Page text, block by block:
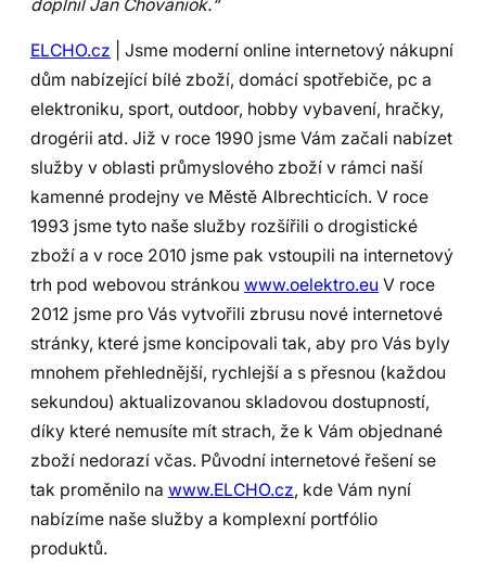
doplnil Jan Chovaniok.“
ELCHO.cz | Jsme moderní online internetový nákupní
dům nabízející bílé zboží, domácí spotřebiče, pc a
elektroniku, sport, outdoor, hobby vybavení, hračky,
drogérii atd. Již v roce 1990 jsme Vám začali nabízet
služby v oblasti průmyslového zboží v rámci naší
kamenné prodejny ve Městě Albrechticích. V roce
1993 jsme tyto naše služby rozšířili o drogistické
zboží a v roce 2010 jsme pak vstoupili na internetový
trh pod webovou stránkou www.oelektro.eu V roce
2012 jsme pro Vás vytvořili zbrusu nové internetové
stránky, které jsme koncipovali tak, aby pro Vás byly
mnohem přehlednější, rychlejší a s přesnou (každou
sekundou) aktualizovanou skladovou dostupností,
díky které nemusíte mít strach, že k Vám objednané
zboží nedorazí včas. Původní internetové řešení se
tak proměnilo na www.ELCHO.cz, kde Vám nyní
nabízíme naše služby a komplexní portfólio
produktů.